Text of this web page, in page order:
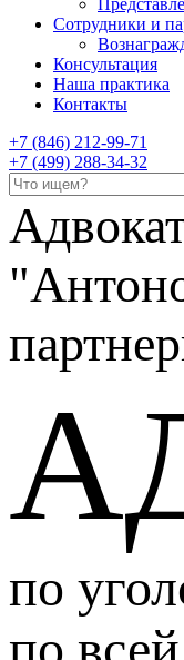
Сотрудники и
Консультация
Наша практика
Контакты
+7 (846) 212-99-71
+7 (499) 288-34-32
по